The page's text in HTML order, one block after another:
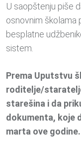
U saopštenju piše
osnovnim školama
besplatne
sistem.
Prema Uputstvu
roditelje/
starešina i da
dokumenta, koje
marta ove godine.